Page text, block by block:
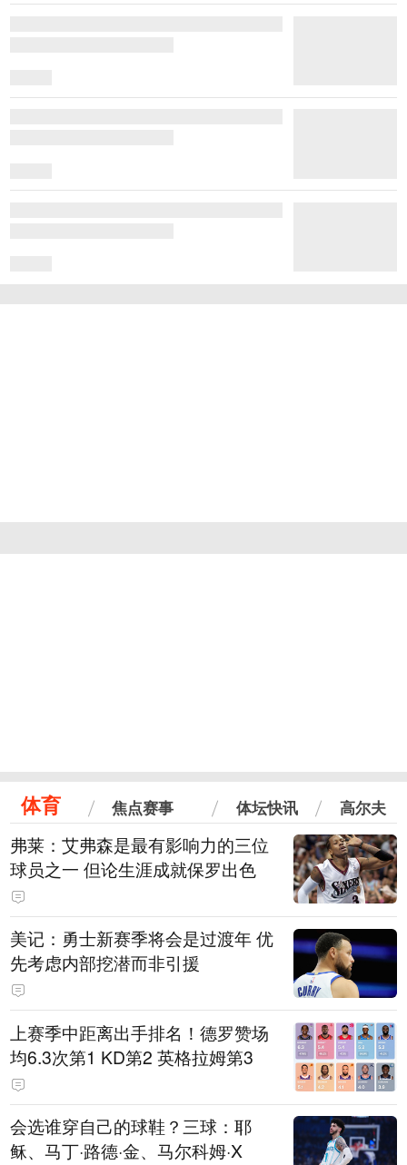
体育 焦点赛事 体坛快讯 高尔夫
弗莱：艾弗森是最有影响力的三位
球员之一 但论生涯成就保罗出色
美记：勇士新赛季将会是过渡年 优
先考虑内部挖潜而非引援
上赛季中距离出手排名！德罗赞场
均6.3次第1 KD第2 英格拉姆第3
会选谁穿自己的球鞋？三球：耶
稣、马丁·路德·金、马尔科姆·X